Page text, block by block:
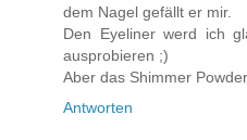
dem Nagel gefällt er mir.
Den Eyeliner werd ich
ausprobieren ;)
Aber das Shimmer
Antworten